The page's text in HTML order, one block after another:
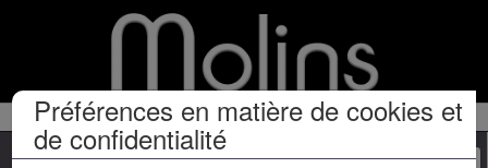
Préférences en matière de cookies et
de confidentialité